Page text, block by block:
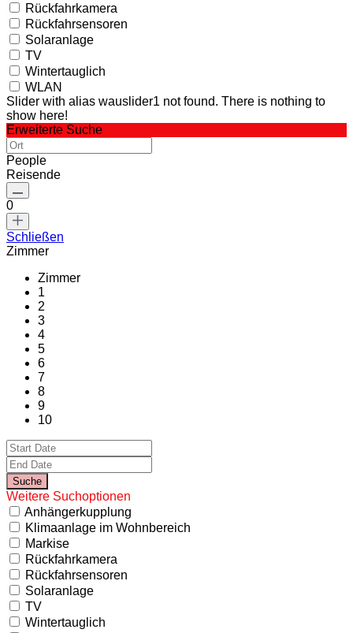
Rückfahrkamera
Rückfahrsensoren
Solaranlage
TV
Wintertauglich
WLAN
Slider with alias wauslider1 not found. There is nothing to
show here!
Erweiterte Suche
People
Reisende
0
Schließen
Zimmer
Zimmer
1
2
3
4
5
6
7
8
9
10
Weitere Suchoptionen
Anhängerkupplung
Klimaanlage im Wohnbereich
Markise
Rückfahrkamera
Rückfahrsensoren
Solaranlage
TV
Wintertauglich